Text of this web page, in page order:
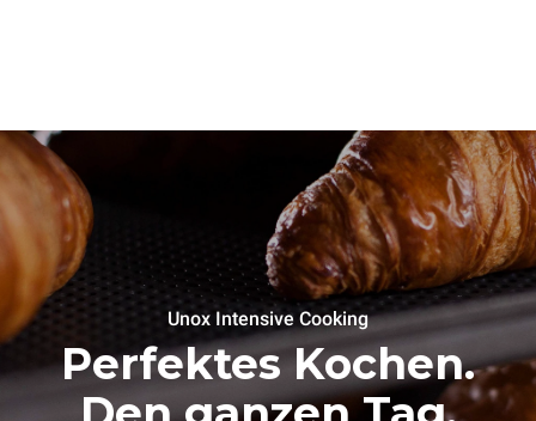
Unox Intensive Cooking
Perfektes Kochen.